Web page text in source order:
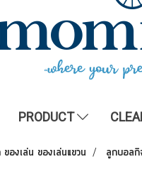
PRODUCT
องเล่น ของเล่นแขวน ลูกบอล